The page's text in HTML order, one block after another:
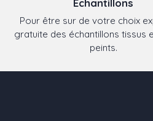
Echantillons
Pour être sur de votre choix
gratuite des échantillons tissus
peints.